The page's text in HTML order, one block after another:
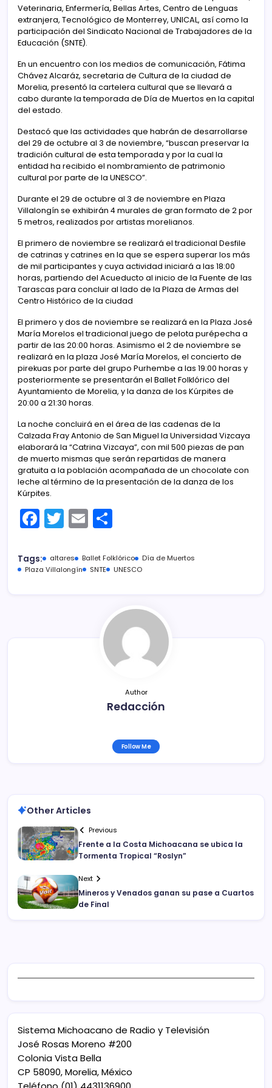
Veterinaria, Enfermería, Bellas Artes, Centro de Lenguas
extranjera, Tecnológico de Monterrey, UNICAL, así como la
participación del Sindicato Nacional de Trabajadores de la
Educación (SNTE).
En un encuentro con los medios de comunicación, Fátima
Chávez Alcaráz, secretaria de Cultura de la ciudad de
Morelia, presentó la cartelera cultural que se llevará a
cabo durante la temporada de Día de Muertos en la capital
del estado.
Destacó que las actividades que habrán de desarrollarse
del 29 de octubre al 3 de noviembre, “buscan preservar la
tradición cultural de esta temporada y por la cual la
entidad ha recibido el nombramiento de patrimonio
cultural por parte de la UNESCO”.
Durante el 29 de octubre al 3 de noviembre en Plaza
Villalongín se exhibirán 4 murales de gran formato de 2 por
5 metros, realizados por artistas morelianos.
El primero de noviembre se realizará el tradicional Desfile
de catrinas y catrines en la que se espera superar los más
de mil participantes y cuya actividad iniciará a las 18:00
horas, partiendo del Acueducto al inicio de la Fuente de las
Tarascas para concluir al lado de la Plaza de Armas del
Centro Histórico de la ciudad
El primero y dos de noviembre se realizará en la Plaza José
María Morelos el tradicional juego de pelota purépecha a
partir de las 20:00 horas. Asimismo el 2 de noviembre se
realizará en la plaza José María Morelos, el concierto de
pirekuas por parte del grupo Purhembe a las 19:00 horas y
posteriormente se presentarán el Ballet Folklórico del
Ayuntamiento de Morelia, y la danza de los Kúrpites de
20:00 a 21:30 horas.
La noche concluirá en el área de las cadenas de la
Calzada Fray Antonio de San Miguel la Universidad Vizcaya
elaborará la “Catrina Vizcaya”, con mil 500 piezas de pan
de muerto mismas que serán repartidas de manera
gratuita a la población acompañada de un chocolate con
leche al término de la presentación de la danza de los
Kúrpites.
F
a
c
e
T
w
itt
er
E
m
ai
l
m
p
tir
Tags: altares Ballet Folklórico
Día de Muertos
Plaza Villalongín
SNTE UNESCO
Author
Redacción
Follow Me
Other Articles
Previous
Frente a la Costa Michoacana se ubica la
Tormenta Tropical “Roslyn”
Next
Mineros y Venados ganan su pase a Cuartos
de Final
Sistema Michoacano de Radio y Televisión
José Rosas Moreno #200
Colonia Vista Bella
CP 58090, Morelia, México